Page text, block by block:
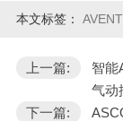
本文标签：
上一篇:
智能
气动
下一篇: